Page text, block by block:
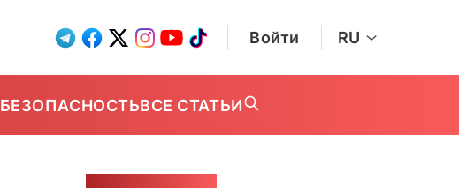
Войти RU
БЕЗОПАСНОСТЬВСЕ СТАТЬИ